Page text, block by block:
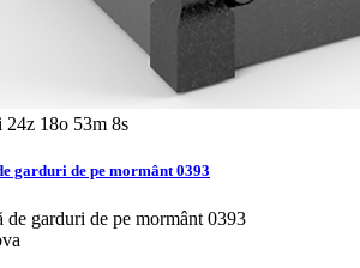
24z 18o 53m 6s
garduri de pe mormânt 0393
de garduri de pe mormânt 0393